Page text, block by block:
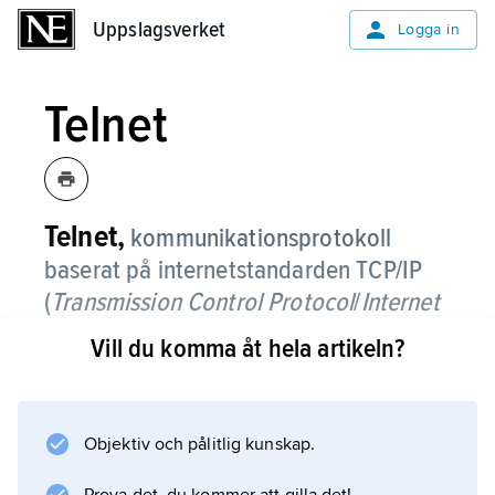
Uppslagsverket Logga in
Telnet
Telnet, kommunikationsprotokoll
baserat på internetstandarden TCP/IP
(Transmission Control Protocol/Internet
Protocol ) som används för
fjärranslutning av en terminalemulator
Användaren kan därmed utnyttja sådana
Vill du komma åt hela artikeln?
Objektiv och pålitlig kunskap.